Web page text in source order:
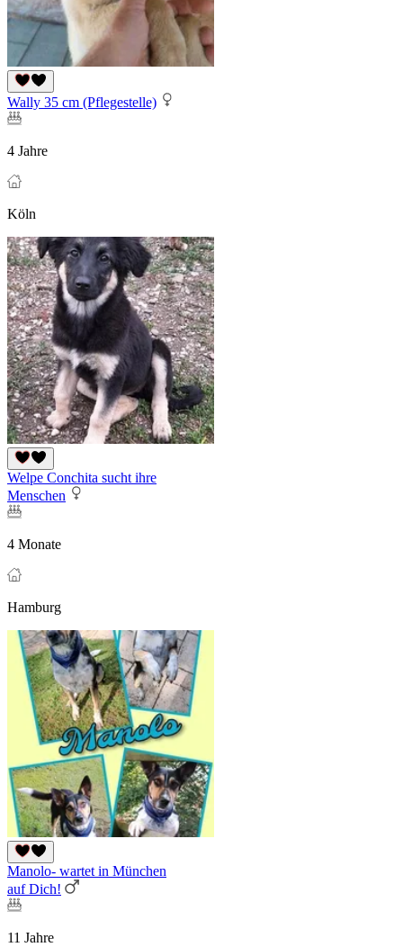
Wally 35 cm (Pflegestelle)
4 Jahre
Köln
Welpe Conchita sucht ihre
Menschen
4 Monate
Hamburg
Manolo- wartet in München
auf Dich!
11 Jahre